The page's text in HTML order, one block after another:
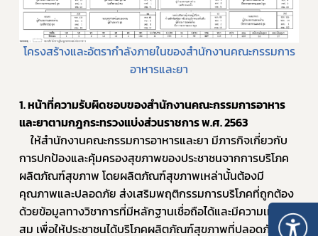
โครงสร้างและอัตรากำลังภายในของสำนักงานคณะกรรมการ
อาหารและยา
1. หน้าที่ความรับผิดชอบของสำนักงานคณะกรรมการอาหาร
และยาตามกฎกระทรวงแบ่งส่วนราชการ พ.ศ. 25﻿63
ให้สำนักงานคณะกรรมการอาหารและยา มีภารกิจเกี่ยวกับ
การปกป้องและคุ้มครองสุขภาพของประชาชนจากการบริโภค
ผลิตภัณฑ์สุขภาพ โดยผลิตภัณฑ์สุขภาพเหล่านั้นต้องมี
คุณภาพและปลอดภัย ส่งเสริมพฤติกรรมการบริโภคที่ถูกต้อง
ด้วยข้อมูลทางวิชาการที่มีหลักฐานเชื่อถือได้และมีความเหมาะ
สม เพื่อให้ประชาชนได้บริโภคผลิตภัณฑ์สุขภาพที่ปลอดภัยและ